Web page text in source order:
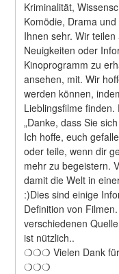
Kriminalität,
Komödie, Drama
Ihnen sehr. Wir
Neuigkeiten oder
Kinoprogramm zu
ansehen, mit. Wir
werden können,
Lieblingsfilme
„Danke, dass Sie
Ich hoffe, euch
oder teile, wenn dir
mehr zu begeistern.
damit die Welt in
:)Dies sind einige
Definition von
verschiedenen
ist nützlich..
❍❍❍ Vielen Dank für
❍❍❍